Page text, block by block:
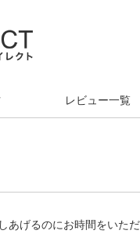
レビュー一覧
あげるのにお時間をいた